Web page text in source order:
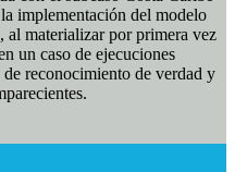
implementación del modelo
al materializar por primera vez
un caso de ejecuciones
reconocimiento de verdad y